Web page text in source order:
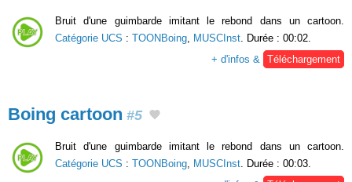
Bruit d'une guimbarde imitant le rebond dans un cartoon.
Catégorie UCS : TOONBoing MUSCInst . Durée : 00:02.
+ d'infos &
Téléchargement
Boing cartoon #5
Bruit d'une guimbarde imitant le rebond dans un cartoon.
Catégorie UCS : TOONBoing MUSCInst . Durée : 00:03.